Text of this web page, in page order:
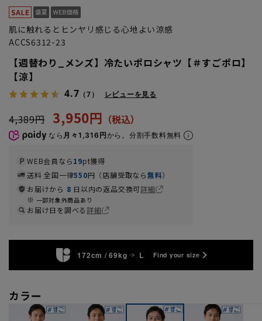
肌に触れるとヒンヤリ感じる心地よい涼感
ACCS6312-23
【週替わり_メンズ】冷たいポロシャツ【＃すごポロ】
【涼】
4.7 （7） レビューを見る
4,389円 3,950円
なら 月々1,316円から。分割手数料無料
WEB会員なら19pt獲得
送料 全国一律550円（店舗受取なら無料）
お届けから 8 日以内の返品交換可詳細
一部対象外商品あり
お届け日を調べる詳細
172cm / 69kg L Find your size
カラー